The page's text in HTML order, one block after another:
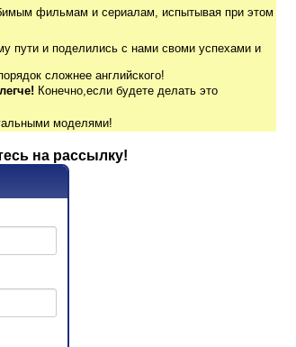
фильмам и сериалам, испытывая при этом
пути и поделились с нами своми успехами и
сложнее английского!
Конечно,если будете делать это
моделями!
на рассылку!